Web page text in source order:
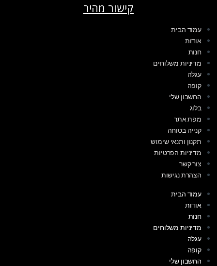
קישור מהיר
עמוד הבית
אודות
חנות
מדיניות משלוחים
עגלה
קופה
החשבון שלי
בלוג
מפת אתר
קנייה בטוחה
תקנון ותנאי שימוש
מדיניות הפרטיות
צור קשר
הצהרת נגישות
עמוד הבית
אודות
חנות
מדיניות משלוחים
עגלה
קופה
החשבון שלי